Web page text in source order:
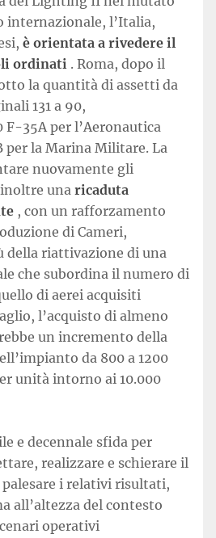
internazionale, l’Italia,
è orientata a rivedere il
ordinati . Roma, dopo il
la quantità di assetti da
131 a 90,
35A per l’Aeronautica
per la Marina Militare. La
nuovamente gli
unaricaduta
, con un rafforzamento
di Cameri,
riattivazione di una
che subordina il numero di
di aerei acquisiti
l’acquisto di almeno
un incremento della
da 800 a 1200
unità intorno ai 10.000
e decennale sfida per
realizzare e schierare il
palesare i relativi risultati,
all’altezza del contesto
operativi